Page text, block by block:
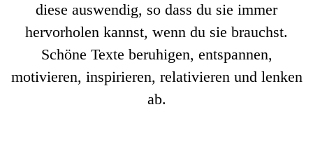
diese auswendig, so dass du sie immer
hervorholen kannst, wenn du sie brauchst.
Schöne Texte beruhigen, entspannen,
motivieren, inspirieren, relativieren und lenken
ab.